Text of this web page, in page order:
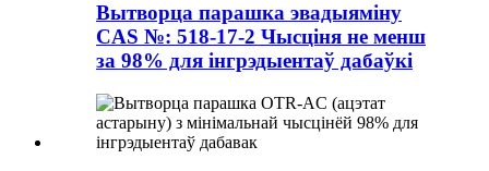
Вытворца парашка эвадыяміну
CAS №: 518-17-2 Чысціня не менш
за 98% для інгрэдыентаў дабаўкі